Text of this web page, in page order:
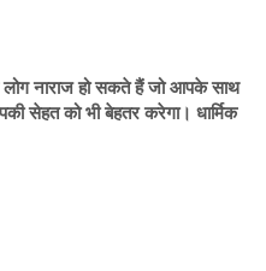
नाराज हो सकते हैं जो आपके साथ
सेहत को भी बेहतर करेगा। धार्मिक